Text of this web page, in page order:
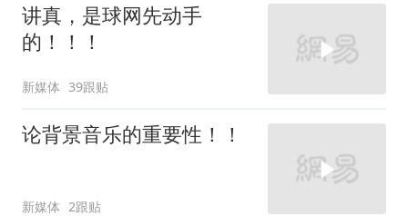
讲真，是球网先动手
的！！！
新媒体 39跟贴
论背景音乐的重要性！！
新媒体 2跟贴